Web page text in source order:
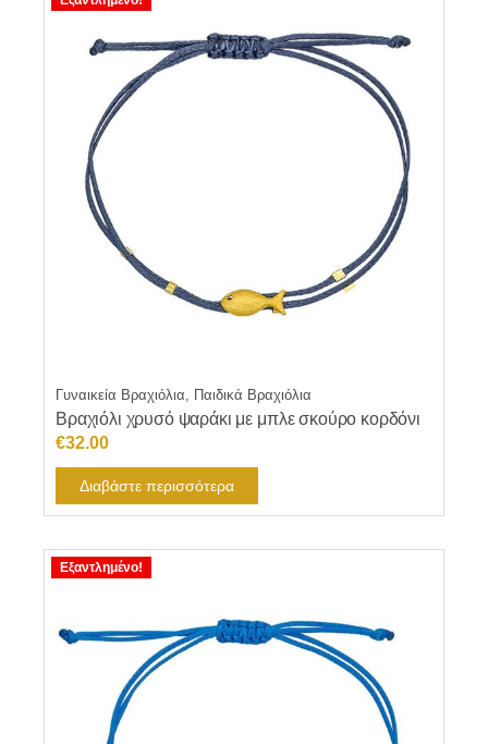
Γυναικεία Βραχιόλια, Παιδικά Βραχιόλια
Βραχιόλι χρυσό ψαράκι με μπλε σκούρο κορδόνι
€32.00
Διαβάστε περισσότερα
Εξαντλημένο!